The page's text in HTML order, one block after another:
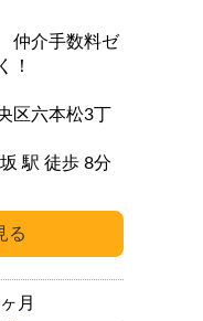
仲介手数料ゼ
！
区六本松3丁
福岡市七隈線 桜坂 駅 徒歩 8分
月